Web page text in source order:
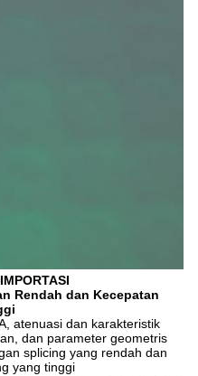
Rendah dan Kecepatan
atenuasi dan karakteristik
dan parameter geometris
splicing yang rendah dan
yang tinggi